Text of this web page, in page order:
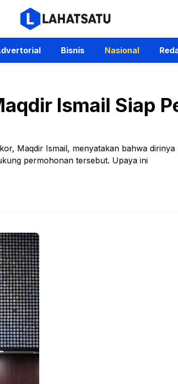
Bisnis Nasional
Ismail Siap
Maqdir Ismail, menyatakan bahwa dirinya
permohonan tersebut. Upaya ini